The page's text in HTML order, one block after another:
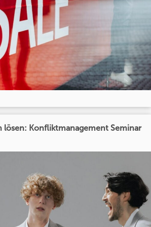
lösen: Konfliktmanagement Seminar